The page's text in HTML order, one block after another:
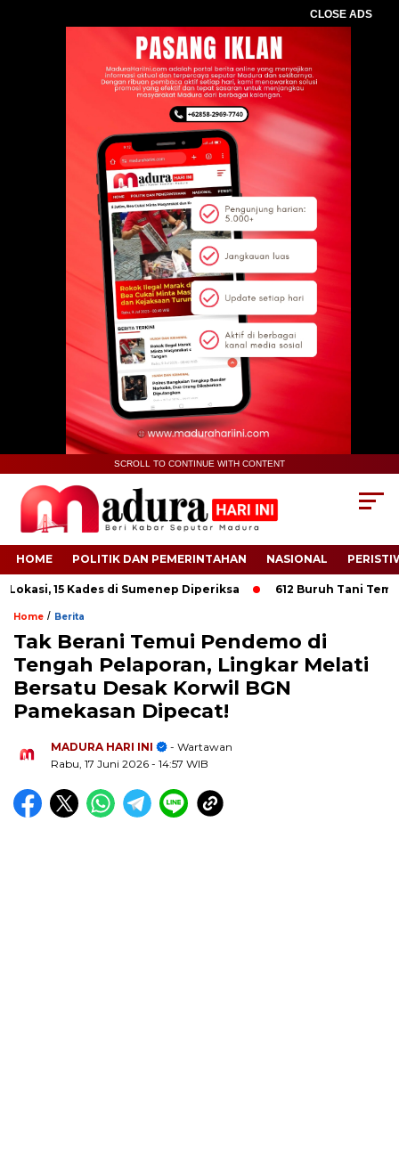
CLOSE ADS
SCROLL TO CONTINUE WITH CONTENT
HOME POLITIK DAN PEMERINTAHAN NASIONAL
15 Kades di Sumenep Diperiksa 612 Buruh Tani
Home / Berita
Tak Berani Temui Pendemo di
Tengah Pelaporan, Lingkar Melati
Bersatu Desak Korwil BGN
Pamekasan Dipecat!
MADURA HARI INI
- Wartawan
Rabu, 17 Juni 2026 - 14:57 WIB
.